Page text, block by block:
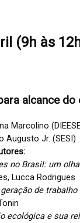
(9h às
alcance
Marcolino
Augusto Jr. (SESI)
no Brasil: um
Lucca Rodrigues
de
ecológica e sua